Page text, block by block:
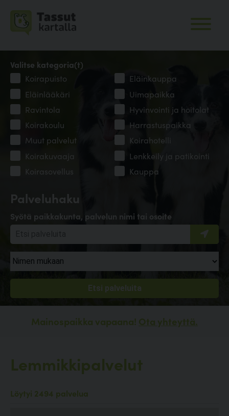
Palveluhaku
Syötä paikkakunta, palvelun nimi tai osoite
Valitse kategoria(t)
Koirapuisto
Eläinkauppa
Eläinlääkäri
Uimapaikka
Ravintola
Hyvinvointi ja hoitolat
Koirakoulu
Harrastuspaikka
Muut palvelut
Koirahotelli
Koirakuvaaja
Lenkkeily ja patikointi
Koirasovellus
Kauppa
Mainospaikka vapaana! Ota yhteyttä.
Lemmikkipalvelut
Löytyi 2494 palvelua